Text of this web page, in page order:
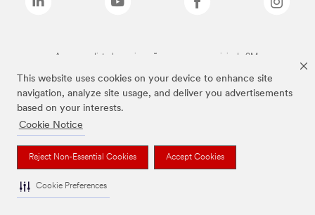
This website uses cookies on your device to enhance site
navigation, analyze site usage, and deliver you advertisements
based on your interests.
Cookie Notice
Reject Non-Essential Cookies Accept Cookies
Cookie Preferences
As marcas listadas a cima são marcas comerciais da 3M.